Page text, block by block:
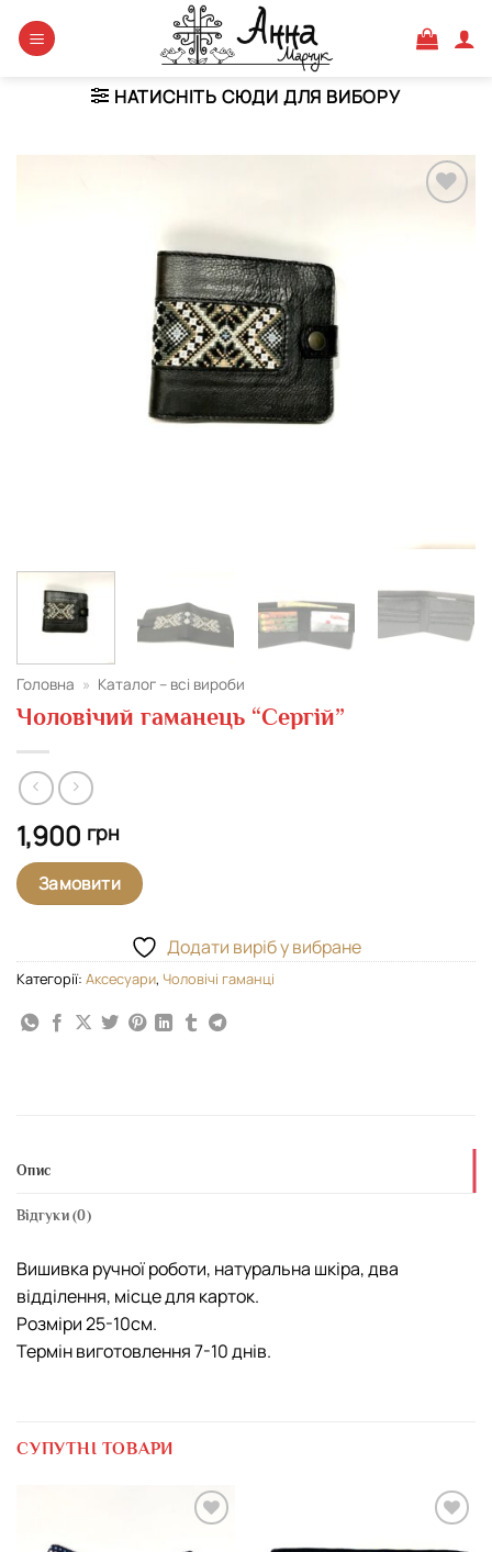
НАТИСНІТЬ СЮДИ ДЛЯ ВИБОРУ
Головна » Каталог – всі вироби
Чоловічий гаманець “Сергій”
1,900 грн
Замовити
Додати виріб у вибране
Категорії: Аксесуари, Чоловічі гаманці
Опис
Відгуки (0)
Вишивка ручної роботи, натуральна шкіра, два
відділення, місце для карток.
Розміри 25-10см.
Термін виготовлення 7-10 днів.
СУПУТНІ ТОВАРИ